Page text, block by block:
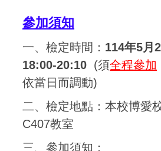
參加須知
一、檢定時間： 114年5月
18:00-20:10 (須全程參加
依當日而調動)
二、檢定地點：本校博愛
C407教室
三、參加須知：